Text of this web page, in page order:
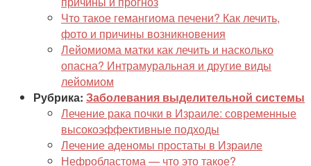
Что такое гемангиома печени? Как лечить,
фото и причины возникновения
Лейомиома матки как лечить и насколько
опасна? Интрамуральная и другие виды
лейомиом
Рубрика: Заболевания выделительной системы
Лечение рака почки в Израиле: современные
высокоэффективные подходы
Лечение аденомы простаты в Израиле
Нефробластома — что это такое?